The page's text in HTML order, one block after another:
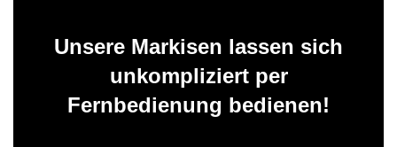
Unsere Markisen lassen sich
unkompliziert per
Fernbedienung bedienen!